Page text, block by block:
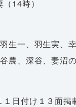
14時）
生一、羽生実、
農、深谷、妻沼
日付け１３面掲